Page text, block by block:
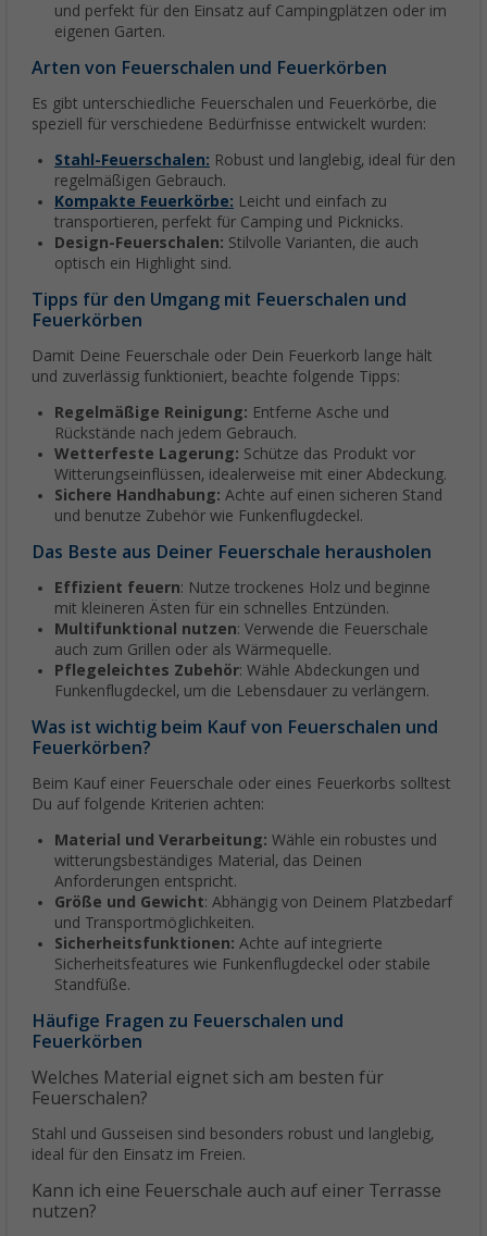
und perfekt für den Einsatz auf Campingplätzen oder im
eigenen Garten.
Arten von Feuerschalen und Feuerkörben
Es gibt unterschiedliche Feuerschalen und Feuerkörbe, die
speziell für verschiedene Bedürfnisse entwickelt wurden:
Stahl-Feuerschalen: Robust und langlebig, ideal für den
regelmäßigen Gebrauch.
Kompakte Feuerkörbe: Leicht und einfach zu
transportieren, perfekt für Camping und Picknicks.
Design-Feuerschalen: Stilvolle Varianten, die auch
optisch ein Highlight sind.
Tipps für den Umgang mit Feuerschalen und
Feuerkörben
Damit Deine Feuerschale oder Dein Feuerkorb lange hält
und zuverlässig funktioniert, beachte folgende Tipps:
Regelmäßige Reinigung: Entferne Asche und
Rückstände nach jedem Gebrauch.
Wetterfeste Lagerung: Schütze das Produkt vor
Witterungseinflüssen, idealerweise mit einer Abdeckung.
Sichere Handhabung: Achte auf einen sicheren Stand
und benutze Zubehör wie Funkenflugdeckel.
Das Beste aus Deiner Feuerschale herausholen
Effizient feuern: Nutze trockenes Holz und beginne
mit kleineren Ästen für ein schnelles Entzünden.
Multifunktional nutzen: Verwende die Feuerschale
auch zum Grillen oder als Wärmequelle.
Pflegeleichtes Zubehör: Wähle Abdeckungen und
Funkenflugdeckel, um die Lebensdauer zu verlängern.
Was ist wichtig beim Kauf von Feuerschalen und
Feuerkörben?
Beim Kauf einer Feuerschale oder eines Feuerkorbs solltest
Du auf folgende Kriterien achten:
Material und Verarbeitung: Wähle ein robustes und
witterungsbeständiges Material, das Deinen
Anforderungen entspricht.
Größe und Gewicht: Abhängig von Deinem Platzbedarf
und Transportmöglichkeiten.
Sicherheitsfunktionen: Achte auf integrierte
Sicherheitsfeatures wie Funkenflugdeckel oder stabile
Standfüße.
Häufige Fragen zu Feuerschalen und
Feuerkörben
Welches Material eignet sich am besten für
Feuerschalen?
Stahl und Gusseisen sind besonders robust und langlebig,
ideal für den Einsatz im Freien.
Kann ich eine Feuerschale auch auf einer Terrasse
nutzen?